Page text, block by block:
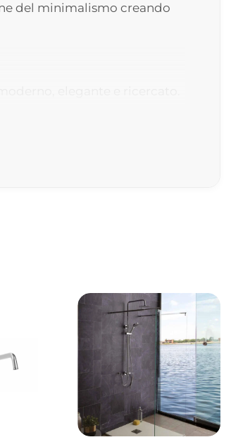
del minimalismo creando
e contemporanee.
l’utilizzo quotidiano della
facilmente a differenti stili